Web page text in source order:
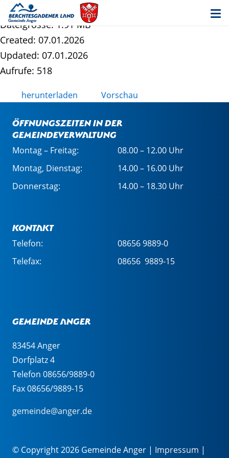
Spielzeugmuseum - 1. Änderung
Dateigrösse: 1.91 MB
Created: 07.01.2026
Updated: 07.01.2026
Aufrufe: 518
herunterladen Vorschau
Öffnungszeiten in der
Gemeindeverwaltung
Montag – Freitag:
08.00 – 12.00 Uhr
Montag, Dienstag:
14.00 – 16.00 Uhr
Donnerstag:
14.00 – 18.30 Uhr
Kontakt
Telefon:
08656 9889-0
Telefax:
08656 9889-15
Gemeinde Anger
83454 Anger
Dorfplatz 4
Telefon 08656/9889-0
Fax 08656/9889-15
gemeinde@anger.de
© Copyright 2026 Gemeinde Anger | Impressum |